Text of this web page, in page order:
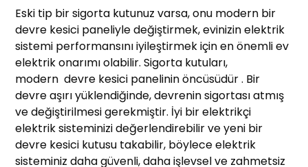
Eski tip bir sigorta kutunuz varsa, onu modern bir
devre kesici paneliyle değiştirmek, evinizin elektrik
sistemi performansını iyileştirmek için en önemli ev
elektrik onarımı olabilir. Sigorta kutuları,
modern devre kesici panelinin öncüsüdür . Bir
devre aşırı yüklendiğinde, devrenin sigortası atmış
ve değiştirilmesi gerekmiştir. İyi bir elektrikçi
elektrik sisteminizi değerlendirebilir ve yeni bir
devre kesici kutusu takabilir, böylece elektrik
sisteminiz daha güvenli, daha işlevsel ve zahmetsiz